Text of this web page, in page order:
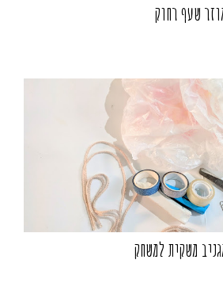
שעף רחוק
משקית למשחק